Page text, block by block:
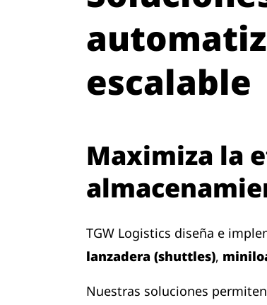
escalable
Maximiza la
TGW Logistics diseña e
lanzadera (shuttles),
Nuestras soluciones permiten